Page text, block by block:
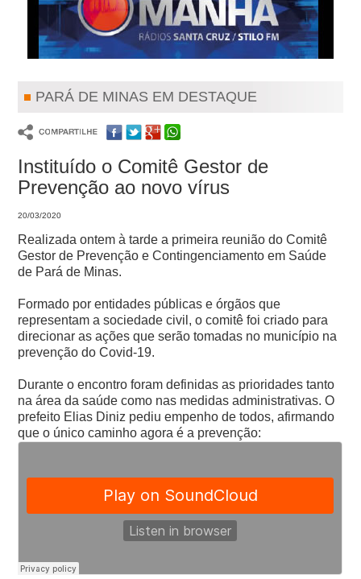
PARÁ DE MINAS EM DESTAQUE
Instituído o Comitê Gestor de
Prevenção ao novo vírus
20/03/2020
Realizada ontem à tarde a primeira reunião do Comitê
Gestor de Prevenção e Contingenciamento em Saúde
de Pará de Minas.
Formado por entidades públicas e órgãos que
representam a sociedade civil, o comitê foi criado para
direcionar as ações que serão tomadas no município na
prevenção do Covid-19.
Durante o encontro foram definidas as prioridades tanto
na área da saúde como nas medidas administrativas. O
prefeito Elias Diniz pediu empenho de todos, afirmando
que o único caminho agora é a prevenção: